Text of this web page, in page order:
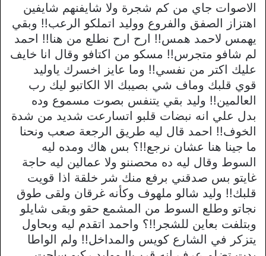
الاصوات جاي من كم شجرة ولا شايفنهم شايفين
اهتزاز الصفق والفروع ووليد اتملكو الرعب!! وبقي
يهمس لاحمد همس!! ارح ارح نطلع من هنا!! احمد
لم شافو متجرس!! مسكو من اكتافو وقال انا خايف
عليك اكتر من نفسي!! وما عايز اخسرك ياوليد
قوي قلبك وماف شي بصيبك الا الكاتبو ليك رب
العالمين!! وليد بقي يتنفس بصوت مسموع وده
بدل علي انه نبضات قلبو اتسارعت شديد من شدة
الخوف!! احمد قال ليه طريق الرجعة صعب ونحنا
ما جينا هنا عشان نرجع!!؟ بس هاك ومده ليه
السوط وقال ليه ده محصننو ولا عمالين ليه حاجة
غايتو بس صدقني برفع منك شر خلقة اذا قويت
قلبك!! وليد شالو ملهوف وكأنه غرقان ولقى طوق
نجاتو وطلع السوط من المشمع حقو وبقى شايلو
وبتلفت بعاين للشجر!!؟ واحمد اتقدم ليه وبحاول
يتزكر في الشارع كويس والمداخل!! ولم الواطا